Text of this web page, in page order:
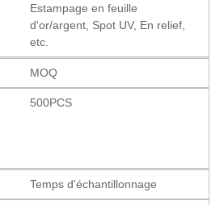
Estampage en feuille
d'or/argent, Spot UV, En relief,
etc.
MOQ
500PCS
Temps d'échantillonnage